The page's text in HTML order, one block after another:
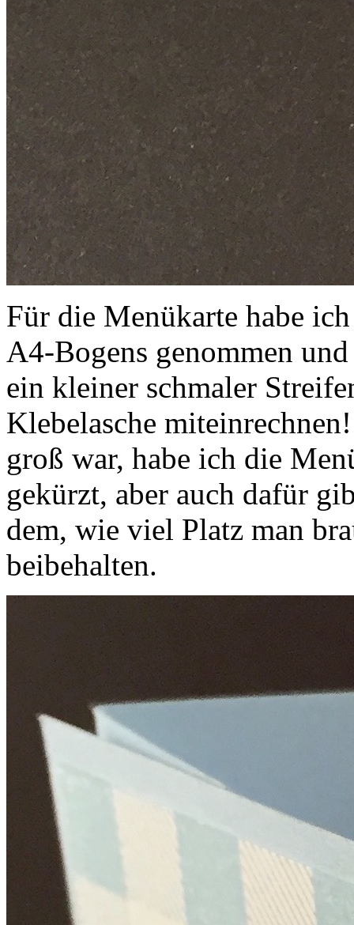
Für die Menükarte habe
A4-Bogens genommen
ein kleiner schmaler
Klebelasche
groß war, habe ich die
gekürzt, aber auch dafür
dem, wie viel Platz man
beibehalten.